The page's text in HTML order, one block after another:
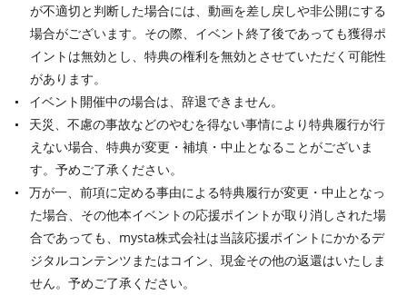
が不適切と判断した場合には、動画を差し戻しや非公開にする
場合がございます。その際、イベント終了後であっても獲得ポ
イントは無効とし、特典の権利を無効とさせていただく可能性
があります。
イベント開催中の場合は、辞退できません。
天災、不慮の事故などのやむを得ない事情により特典履行が行
えない場合、特典が変更・補填・中止となることがございま
す。予めご了承ください。
万が一、前項に定める事由による特典履行が変更・中止となっ
た場合、その他本イベントの応援ポイントが取り消しされた場
合であっても、mysta株式会社は当該応援ポイントにかかるデ
ジタルコンテンツまたはコイン、現金その他の返還はいたしま
せん。予めご了承ください。